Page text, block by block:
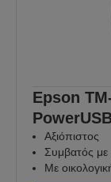
Epson
Αξιόπιστος
Συμβατός
Με